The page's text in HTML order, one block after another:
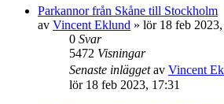
Parkannor från Skåne till Stockholm
av Vincent Eklund » lör 18 feb 2023,
0 Svar
5472 Visningar
Senaste inläggetav Vincent
lör 18 feb 2023, 17:31